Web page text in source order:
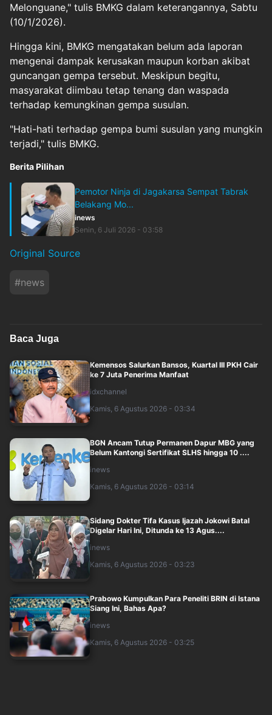
Melonguane," tulis BMKG dalam keterangannya, Sabtu
(10/1/2026).
Hingga kini, BMKG mengatakan belum ada laporan
mengenai dampak kerusakan maupun korban akibat
guncangan gempa tersebut. Meskipun begitu,
masyarakat diimbau tetap tenang dan waspada
terhadap kemungkinan gempa susulan.
"Hati-hati terhadap gempa bumi susulan yang mungkin
terjadi," tulis BMKG.
Berita Pilihan
Pemotor Ninja di Jagakarsa Sempat Tabrak
Belakang Mo...
inews
Senin, 6 Juli 2026 - 03:58
Original Source
#news
Baca Juga
Kemensos Salurkan Bansos, Kuartal III PKH Cair
ke 7 Juta Penerima Manfaat
idxchannel
Kamis, 6 Agustus 2026 - 03:34
BGN Ancam Tutup Permanen Dapur MBG yang
Belum Kantongi Sertifikat SLHS hingga 10 ....
inews
Kamis, 6 Agustus 2026 - 03:14
Sidang Dokter Tifa Kasus Ijazah Jokowi Batal
Digelar Hari Ini, Ditunda ke 13 Agus....
inews
Kamis, 6 Agustus 2026 - 03:23
Prabowo Kumpulkan Para Peneliti BRIN di Istana
Siang Ini, Bahas Apa?
inews
Kamis, 6 Agustus 2026 - 03:25